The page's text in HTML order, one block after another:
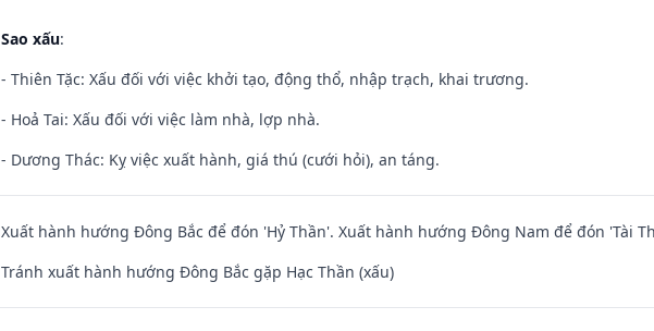
Sao xấu:
- Thiên Tặc: Xấu đối với việc khởi tạo, động thổ, nhập trạch, khai trương.
- Hoả Tai: Xấu đối với việc làm nhà, lợp nhà.
- Dương Thác: Kỵ việc xuất hành, giá thú (cưới hỏi), an táng.
Xuất hành hướng Đông Bắc để đón 'Hỷ Thần'. Xuất hành hướng Đông Nam để đón 'Tài
Tránh xuất hành hướng Đông Bắc gặp Hạc Thần (xấu)